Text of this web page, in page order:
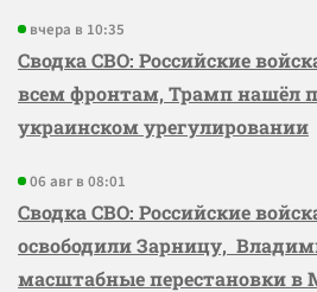
вчера в 10:35
Сводка СВО: Российские
всем фронтам, Трамп нашёл
украинском урегулировании
06 авг в 08:01
Сводка СВО: Российские
освободили Зарницу,
масштабные перестановки в